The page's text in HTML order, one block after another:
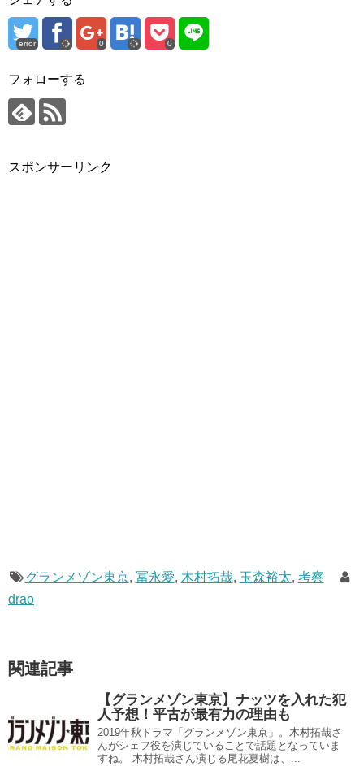
error 0 0
フォローする
スポンサーリンク
グランメゾン東京, 冨永愛, 木村拓哉, 玉森裕太, 考察
drao
関連記事
【グランメゾン東京】ナッツを入れた犯
人予想！平古が最有力の理由も
2019年秋ドラマ「グランメゾン東京」。木村拓哉さ
んがシェフ役を演じていることで話題となっていま
すね。 木村拓哉さん演じる尾花夏樹は、...